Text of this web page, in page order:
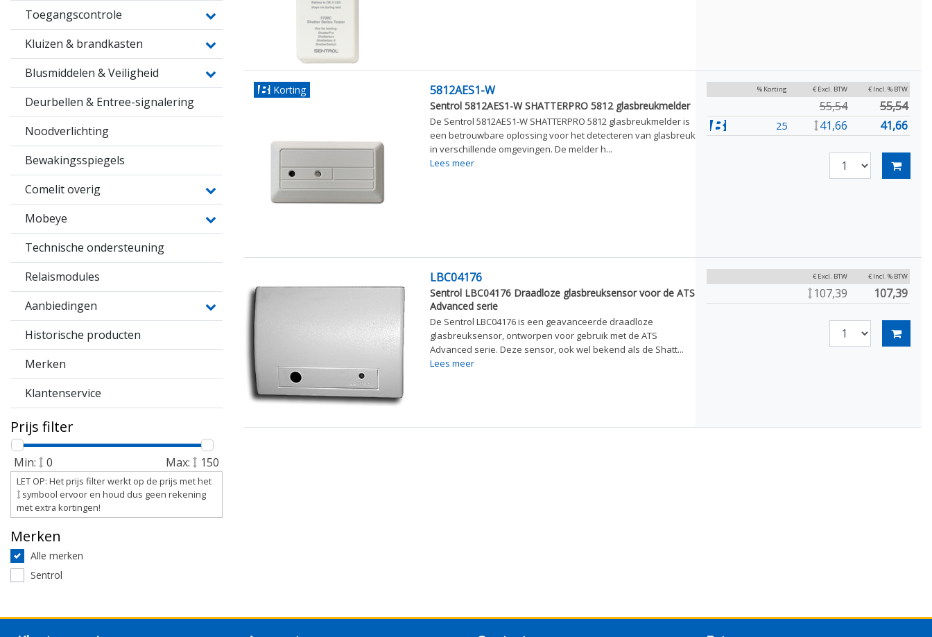
Toegangscontrole
Kluizen & brandkasten
Blusmiddelen & Veiligheid
Deurbellen & Entree-signalering
Noodverlichting
Bewakingsspiegels
Comelit overig
Mobeye
Technische ondersteuning
Relaismodules
Aanbiedingen
Historische producten
Merken
Klantenservice
Prijs filter
Min: 0 Max: 150
LET OP: Het prijs filter werkt op de prijs met het
symbool ervoor en houd dus geen rekening
met extra kortingen!
Merken
Alle merken
Sentrol
Korting 5812AES1-W
Sentrol 5812AES1-W SHATTERPRO 5812 glasbreukmelder
De Sentrol 5812AES1-W SHATTERPRO 5812 glasbreukmelder is
een betrouwbare oplossing voor het detecteren van glasbreuk
in verschillende omgevingen. De melder h...
Lees meer
% Korting € Excl. BTW € Incl. % BTW
55,54 55,54
25 41,66 41,66
LBC04176
Sentrol LBC04176 Draadloze glasbreuksensor voor de ATS
Advanced serie
De Sentrol LBC04176 is een geavanceerde draadloze
glasbreuksensor, ontworpen voor gebruik met de ATS
Advanced serie. Deze sensor, ook wel bekend als de Shatt...
Lees meer
€ Excl. BTW € Incl. % BTW
107,39 107,39